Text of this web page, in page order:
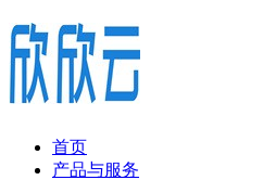
首页
产品与服务